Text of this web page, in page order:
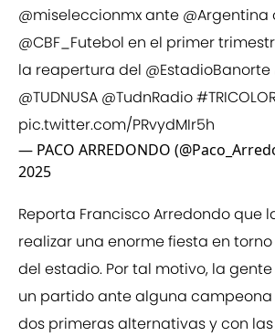
@miseleccionmxante @Argentina
@CBF_Futebol en el primer
la reapertura del @EstadioBanorte
@TUDNUSA @TudnRadio
pic.twitter.com/PRvydMIr5h
— PACO ARREDONDO
2025
Reporta Francisco Arredondo que
realizar una enorme fiesta en
del estadio. Por tal motivo, la
un partido ante alguna campeona
dos primeras alternativas y con